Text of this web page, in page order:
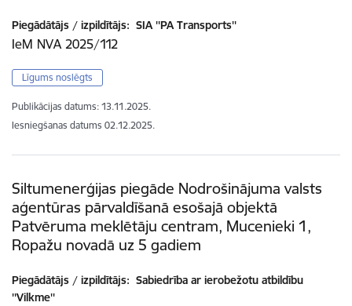
Piegādātājs / izpildītājs: SIA ''PA Transports''
IeM NVA 2025/112
Līgums noslēgts
Publikācijas datums: 13.11.2025.
Iesniegšanas datums 02.12.2025.
Siltumenerģijas piegāde Nodrošinājuma valsts
aģentūras pārvaldīšanā esošajā objektā
Patvēruma meklētāju centram, Mucenieki 1,
Ropažu novadā uz 5 gadiem
Piegādātājs / izpildītājs: Sabiedrība ar ierobežotu atbildību
''Vilkme''